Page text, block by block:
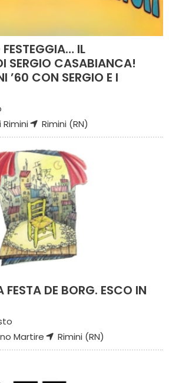
FESTEGGIA… IL
SERGIO CASABIANCA!
’60 CON SERGIO E I
Rimini (RN)
FESTA DE BORG. ESCO IN
Martire
Rimini (RN)